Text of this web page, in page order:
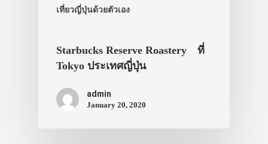
เที่ยวญี่ปุ่นด้วยตัวเอง
Starbucks Reserve Roastery ที่
Tokyo ประเทศญี่ปุ่น
admin
January 20, 2020